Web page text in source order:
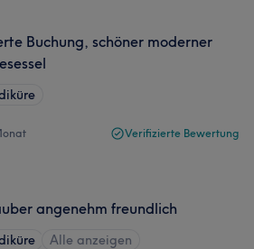
Buchung, schöner moderner
Verifizierte Bewertung
angenehm freundlich
Alle anzeigen